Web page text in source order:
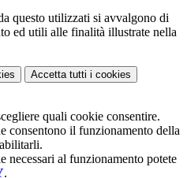
questo utilizzati si avvalgono di
ed utili alle finalità illustrate nella
Accetta tutti i cookies
quali cookie consentire.
consentono il funzionamento della
necessari al funzionamento potete
.